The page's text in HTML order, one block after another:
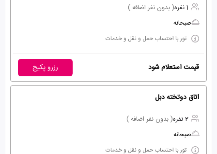
1 نفره
( بدون نفر اضافه )
صبحانه
تور با احتساب حمل و نقل و خدمات
قیمت استعلام شود رزرو پکیج
اتاق دوتخته دبل
2 نفره
( بدون نفر اضافه )
صبحانه
تور با احتساب حمل و نقل و خدمات